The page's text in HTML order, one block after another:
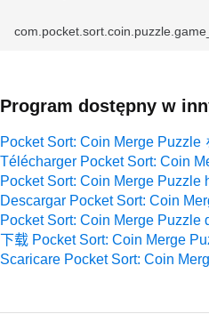
Program dostępny w
Pocket Sort: Coin Merge Puzzle
Télécharger Pocket Sort: Coin
Pocket Sort: Coin Merge Puzzle
Descargar Pocket Sort: Coin
Pocket Sort: Coin Merge Puzzle
下载 Pocket Sort: Coin Merge
Scaricare Pocket Sort: Coin